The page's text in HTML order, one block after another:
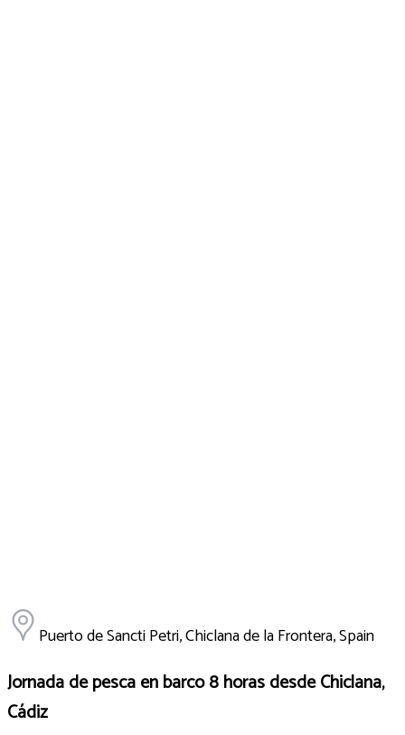
Puerto de Sancti Petri, Chiclana de la Frontera, Spain
Jornada de pesca en barco 8 horas desde Chiclana,
Cádiz